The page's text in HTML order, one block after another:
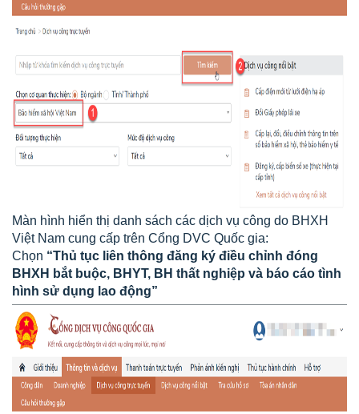
Màn hình hiển thị danh sách các dịch vụ công do BHXH
Việt Nam cung cấp trên Cổng DVC Quốc gia:
Chọn “Thủ tục liên thông đăng ký điều chỉnh đóng
BHXH bắt buộc, BHYT, BH thất nghiệp và báo cáo tình
hình sử dụng lao động”